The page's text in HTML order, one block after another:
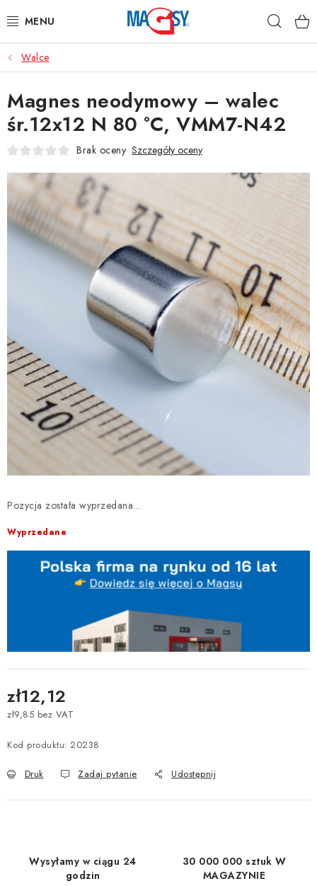
do
GŁÓWNE KATEGORIE
MAGNETYCZNE POMOCE
MAGNESY PRZEMYSŁOWE
INNE MAGNESY
MATERIAŁY NIERDZEWNE
O nas Regulamin e-sklepu
Ochrona danych osobowych
Kontakty Odstąpienie od umowy
Walce
Pozycja została wyprzedana…
Wyprzedane
zł12,12
zł9,85 bez VAT
Kod produktu: 20238
Druk Zadaj pytanie Udostępnij
Magnes neodymowy – walec
śr.12x12 N 80 °C, VMM7-N42
Brak oceny Szczegóły oceny
Wysyłamy w ciągu 24
godzin
30 000 000 sztuk W
MAGAZYNIE